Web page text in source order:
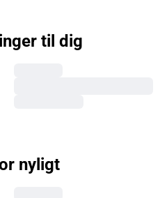
til dig
nyligt